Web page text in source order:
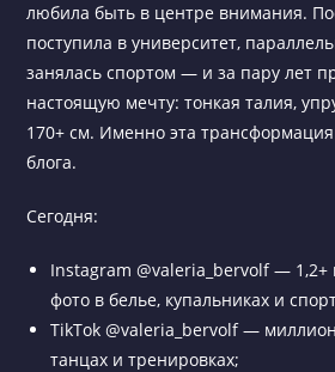
любила быть в центре внимания.
поступила в университет,
занялась спортом — и за пару лет
настоящую мечту: тонкая талия,
170+ см. Именно эта
блога.
Сегодня:
Instagram @valeria_bervolf —
фото в белье, купальниках и
TikTok @valeria_bervolf —
танцах и тренировках;